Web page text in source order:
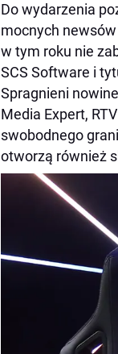
Do wydarzenia
mocnych
w tym roku nie
SCS Software i
Spragnieni
Media Expert,
swobodnego
otworzą również